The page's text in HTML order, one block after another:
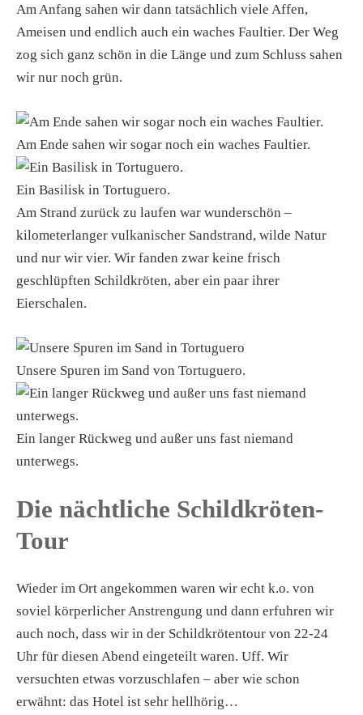
Am Anfang sahen wir dann tatsächlich viele Affen,
Ameisen und endlich auch ein waches Faultier. Der Weg
zog sich ganz schön in die Länge und zum Schluss sahen
wir nur noch grün.
Am Ende sahen wir sogar noch ein waches Faultier.
Ein Basilisk in Tortuguero.
Am Strand zurück zu laufen war wunderschön –
kilometerlanger vulkanischer Sandstrand, wilde Natur
und nur wir vier. Wir fanden zwar keine frisch
geschlüpften Schildkröten, aber ein paar ihrer
Eierschalen.
Unsere Spuren im Sand von Tortuguero.
Ein langer Rückweg und außer uns fast niemand
unterwegs.
Die nächtliche Schildkröten-
Tour
Wieder im Ort angekommen waren wir echt k.o. von
soviel körperlicher Anstrengung und dann erfuhren wir
auch noch, dass wir in der Schildkrötentour von 22-24
Uhr für diesen Abend eingeteilt waren. Uff. Wir
versuchten etwas vorzuschlafen – aber wie schon
erwähnt: das Hotel ist sehr hellhörig…